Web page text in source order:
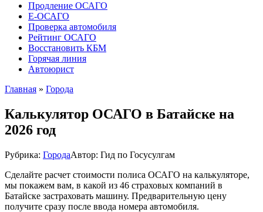
Продление ОСАГО
Е-ОСАГО
Проверка автомобиля
Рейтинг ОСАГО
Восстановить КБМ
Горячая линия
Автоюрист
Главная » Города
Калькулятор ОСАГО в Батайске на
2026 год
Рубрика: ГородаАвтор: Гид по Госусулгам
Сделайте расчет стоимости полиса ОСАГО на калькуляторе,
мы покажем вам, в какой из 46 страховых компаний в
Батайске застраховать машину. Предварительную цену
получите сразу после ввода номера автомобиля.